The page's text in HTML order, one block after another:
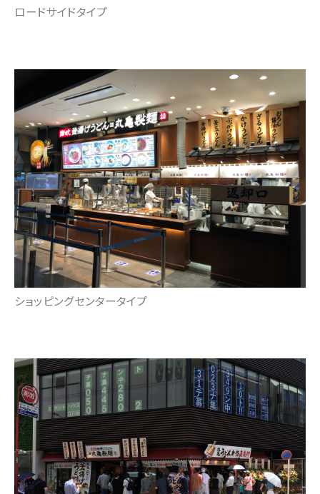
ロードサイドタイプ
ショッピングセンタータイプ